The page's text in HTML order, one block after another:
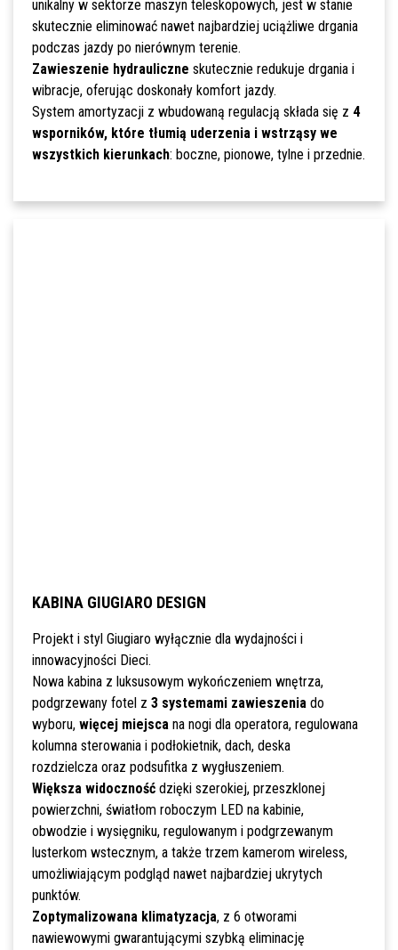
unikalny w sektorze maszyn teleskopowych, jest w stanie
skutecznie eliminować nawet najbardziej uciążliwe drgania
podczas jazdy po nierównym terenie.
Zawieszenie hydrauliczne skutecznie redukuje drgania i
wibracje, oferując doskonały komfort jazdy.
System amortyzacji z wbudowaną regulacją składa się z 4
wsporników, które tłumią uderzenia i wstrząsy we
wszystkich kierunkach: boczne, pionowe, tylne i przednie.
KABINA GIUGIARO DESIGN
Projekt i styl Giugiaro wyłącznie dla wydajności i
innowacyjności Dieci.
Nowa kabina z luksusowym wykończeniem wnętrza,
podgrzewany fotel z 3 systemami zawieszeniado
wyboru, więcej miejscana nogi dla operatora, regulowana
kolumna sterowania i podłokietnik, dach, deska
rozdzielcza oraz podsufitka z wygłuszeniem.
Większa widocznośćdzięki szerokiej, przeszklonej
powierzchni, światłom roboczym LED na kabinie,
obwodzie i wysięgniku, regulowanym i podgrzewanym
lusterkom wstecznym, a także trzem kamerom wireless,
umożliwiającym podgląd nawet najbardziej ukrytych
punktów.
Zoptymalizowana klimatyzacja, z 6 otworami
nawiewowymi gwarantującymi szybką eliminację